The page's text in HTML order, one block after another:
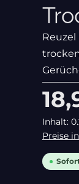
Haar
lässt
Inhalt:
Preise